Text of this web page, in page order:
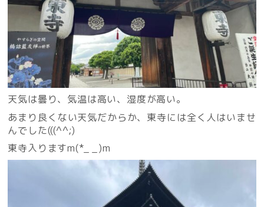
天気は曇り、気温は高い、湿度が高い。
あまり良くない天気だからか、東寺には全く人はいませ
んでした(((^^;)
東寺入りますm(*_ _)m